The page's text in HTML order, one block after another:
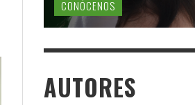
CONÓCENOS
AUTORES